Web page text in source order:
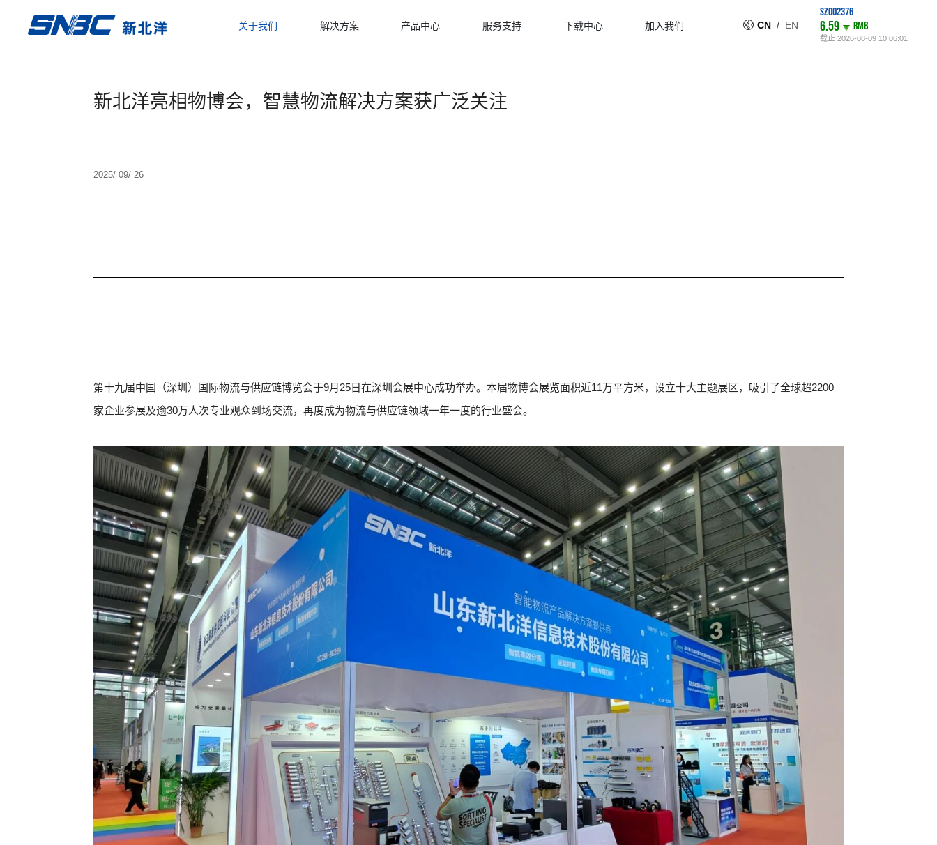
关于我们 解决方案 产品中心 服务支持 下载中心 加入我们 CN/ EN
SZ002376
6.59 RMB
截止 2026-08-09 10:06:01
新北洋亮相物博会，智慧物流解决方案获广泛关注
2025/ 09/ 26
第十九届中国（深圳）国际物流与供应链博览会于9月25日在深圳会展中心成功举办。本届物博会展览面积近11万平方米，设立十大主题展区，吸引了全球超2200
家企业参展及逾30万人次专业观众到场交流，再度成为物流与供应链领域一年一度的行业盛会。